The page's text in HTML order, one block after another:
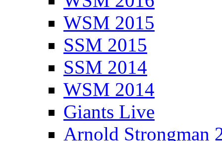
WSM 2015
SSM 2015
SSM 2014
WSM 2014
Giants Live
Arnold Strongman